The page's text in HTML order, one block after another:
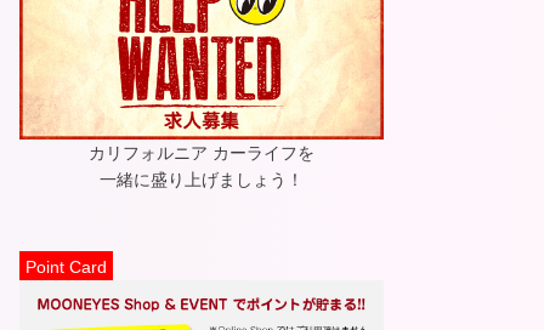
カリフォルニア カーライフを
一緒に盛り上げましょう！
Point Card